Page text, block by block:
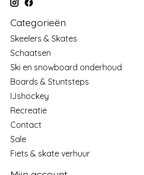
Categorieën
Skeelers & Skates
Schaatsen
Ski en snowboard onderhoud
Boards & Stuntsteps
IJshockey
Recreatie
Contact
Sale
Fiets & skate verhuur